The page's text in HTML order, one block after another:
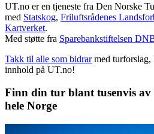
UT.no er en tjeneste fra Den Norske
med Statskog, Friluftsrådenes
Kartverket.
Med støtte fra Sparebankstiftelsen
Takk til alle som bidrar med turforslag,
innhold på UT.no!
Finn din tur blant tusenvis
hele Norge